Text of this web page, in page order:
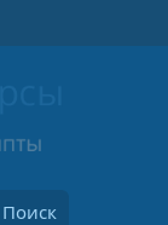
Поиск